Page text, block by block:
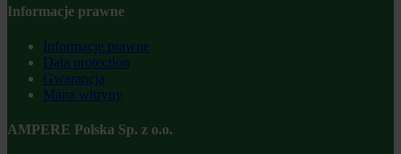
Informacje prawne
Informacje prawne
Data protection
Gwarancja
Mapa witryny
AMPERE Polska Sp. z o.o.